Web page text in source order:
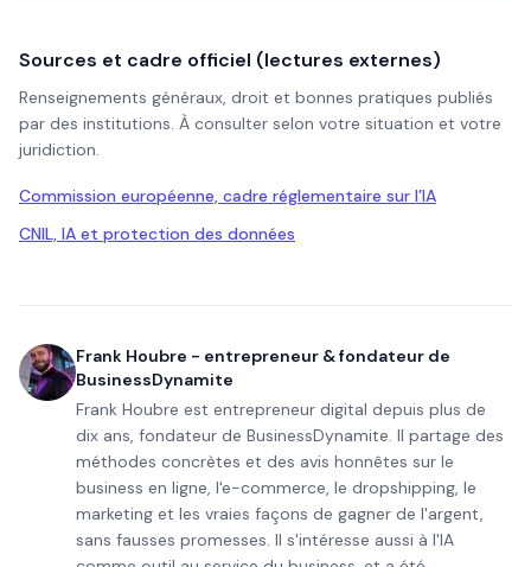
Sources et cadre officiel (lectures externes)
Renseignements généraux, droit et bonnes pratiques publiés
par des institutions. À consulter selon votre situation et votre
juridiction.
Commission européenne, cadre réglementaire sur l’IA
CNIL, IA et protection des données
Frank Houbre - entrepreneur & fondateur de
BusinessDynamite
Frank Houbre est entrepreneur digital depuis plus de
dix ans, fondateur de BusinessDynamite. Il partage des
méthodes concrètes et des avis honnêtes sur le
business en ligne, l'e-commerce, le dropshipping, le
marketing et les vraies façons de gagner de l'argent,
sans fausses promesses. Il s'intéresse aussi à l'IA